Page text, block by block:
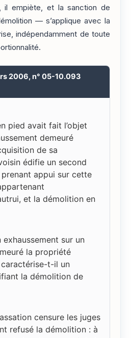
il empiète, et la sanction de
— s’applique avec la
indépendamment de toute
2006, n° 05-10.093
pied avait fait l’objet
demeuré
de sa
édifie un second
appui sur cette
et la démolition en
sur un
la propriété
caractérise-t-il un
la démolition de
censure les juges
refusé la démolition : à